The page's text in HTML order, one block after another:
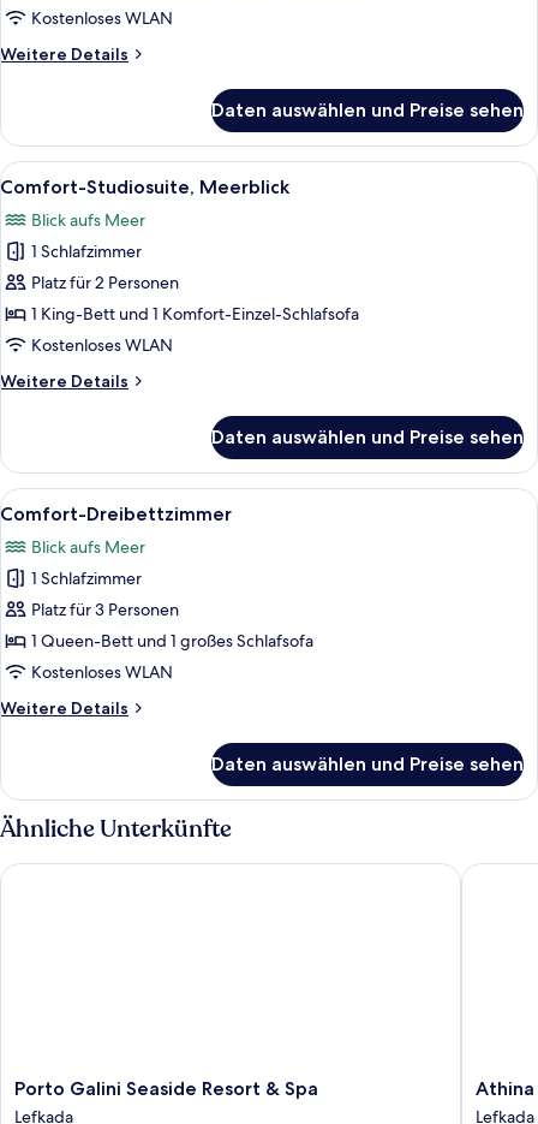
Kostenloses WLAN
Weitere Details
Weitere
Suite
Daten auswählen und Preise sehen
Alle
Fotos
für
Comfort-
Studiosuite,
Meerblick
anzeigen
Ein Hotelzimmer mit Bett,
17
Comfort-Studiosuite, Meerblick
Blick aufs Meer
1 Schlafzimmer
Platz für 2 Personen
1 King-Bett und 1 Komfort-Einzel-Schlafsofa
Kostenloses WLAN
Weitere Details
Weitere
Studiosuite,
Meerblick
Daten auswählen und Preise sehen
Alle
Fotos
für
Comfort-
Dreibettzimmer
anzeigen
Ein Hotelzimmer mit einem großen
1
Comfort-Dreibettzimmer
Blick aufs Meer
1 Schlafzimmer
Platz für 3 Personen
1 Queen-Bett und 1 großes Schlafsofa
Kostenloses WLAN
Weitere Details
Weitere
Dreibettzimmer
Daten auswählen und Preise sehen
Ähnliche Unterkünfte
Porto
Galini
Porto Galini Seaside Resort & Spa
Lefkada
Porto Galini Seaside Resort & Spa
Athina
Athina
Lefkada
Athina